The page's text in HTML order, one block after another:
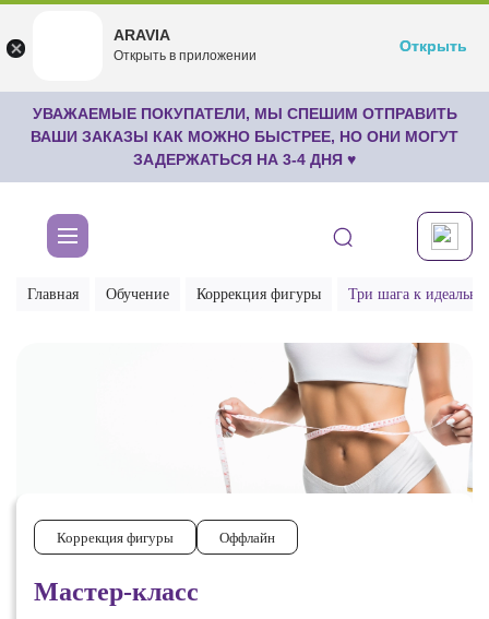
undefined
Бесплатноru.aravia.new
Открыть
УВАЖАЕМЫЕ ПОКУПАТЕЛИ, МЫ СПЕШИМ ОТПРАВИТЬ
ВАШИ ЗАКАЗЫ КАК МОЖНО БЫСТРЕЕ, НО ОНИ МОГУТ
ЗАДЕРЖАТЬСЯ НА 3-4 ДНЯ ♥
Главная Обучение Коррекция фигуры Три шага к
Коррекция фигуры Оффлайн
Мастер-класс
ARAVIA
Открыть в приложении
Открыть